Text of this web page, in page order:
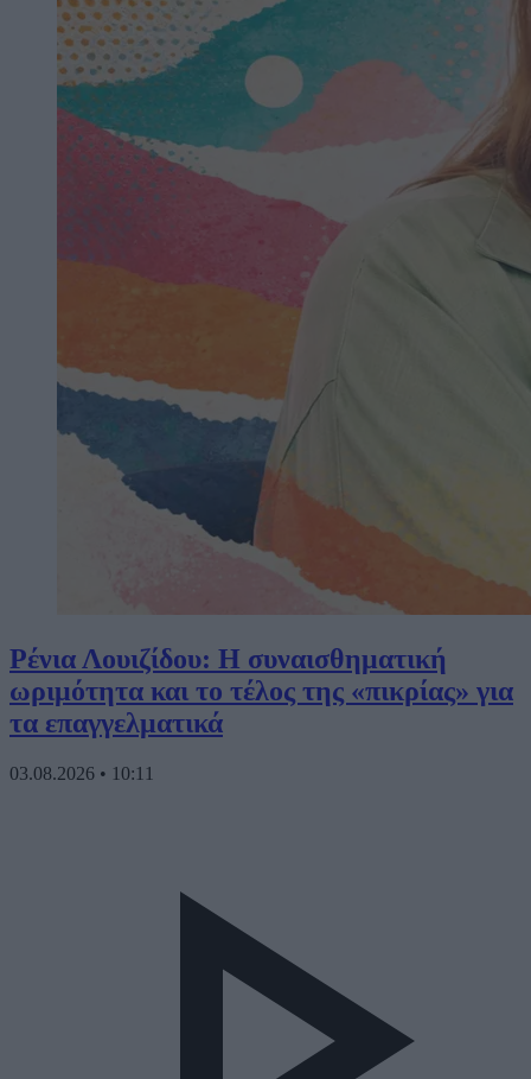
Ρένια Λουιζίδου: Η συναισθηματική
ωριμότητα και το τέλος της «πικρίας» για
τα επαγγελματικά
03.08.2026 • 10:11